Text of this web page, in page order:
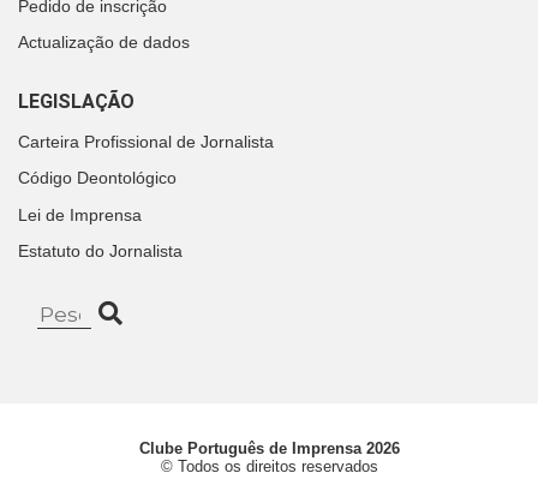
Pedido de inscrição
Actualização de dados
LEGISLAÇÃO
Carteira Profissional de Jornalista
Código Deontológico
Lei de Imprensa
Estatuto do Jornalista
Clube Português de Imprensa 2026
© Todos os direitos reservados